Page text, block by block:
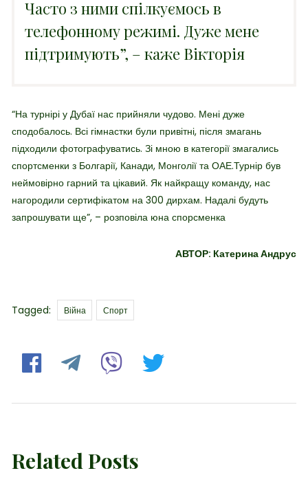
Часто з ними спілкуємось в
телефонному режимі. Дуже мене
підтримують”, – каже Вікторія
“На турнірі у Дубаї нас прийняли чудово. Мені дуже
сподобалось. Всі гімнастки були привітні, після змагань
підходили фотографуватись. Зі мною в категорії змагались
спортсменки з Болгарії, Канади, Монголії та ОАЕ.Турнір був
неймовірно гарний та цікавий. Як найкращу команду, нас
нагородили сертифікатом на 300 дирхам. Надалі будуть
запрошувати ще”, – розповіла юна спорсменка
АВТОР: Катерина Андрус
Tagged: Tags
Війна Спорт
Related Posts